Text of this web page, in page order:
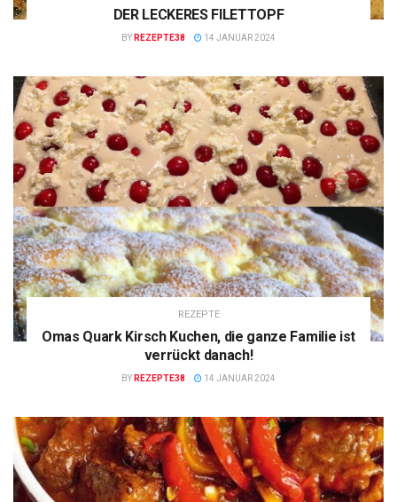
DER LECKERES FILETTOPF
BY REZEPTE38 14 JANUAR 2024
REZEPTE
Omas Quark Kirsch Kuchen, die ganze Familie ist
verrückt danach!
BY REZEPTE38 14 JANUAR 2024